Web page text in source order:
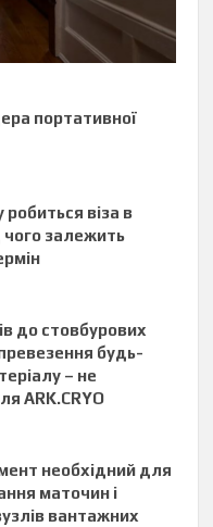
портативної
робиться віза в
залежить
до стовбурових
будь-
– не
ARK.CRYO
необхідний для
маточин і
вантажних